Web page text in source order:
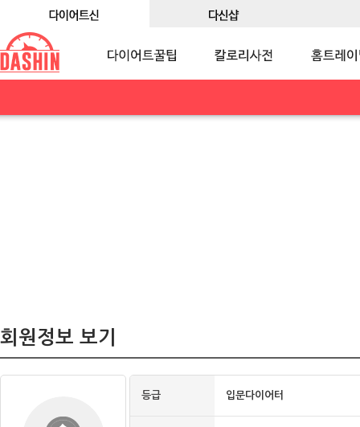
회원정보 보기
등급 입문다이어터